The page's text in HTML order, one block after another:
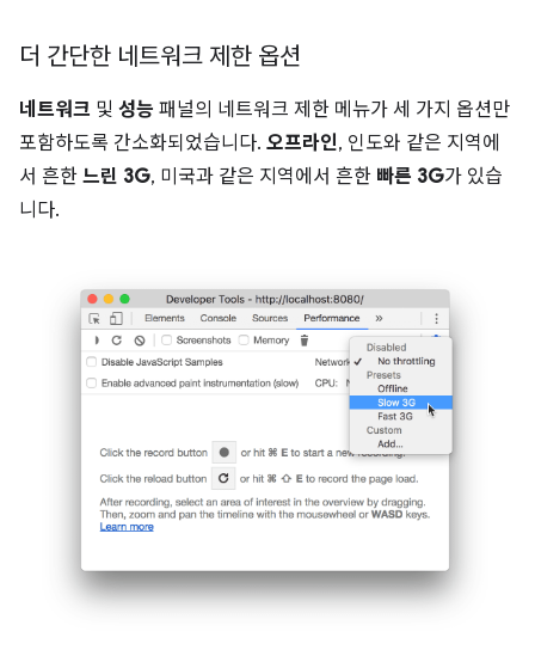
더 간단한 네트워크 제한 옵션
네트워크 및 성능 패널의 네트워크 제한 메뉴가 세 가지 옵션만
포함하도록 간소화되었습니다. 오프라인, 인도와 같은 지역에
서 흔한 느린 3G, 미국과 같은 지역에서 흔한 빠른 3G가 있습
니다.